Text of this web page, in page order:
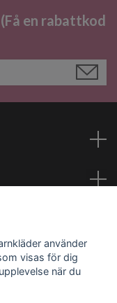
en rabattkod
använder
visas för dig
när du